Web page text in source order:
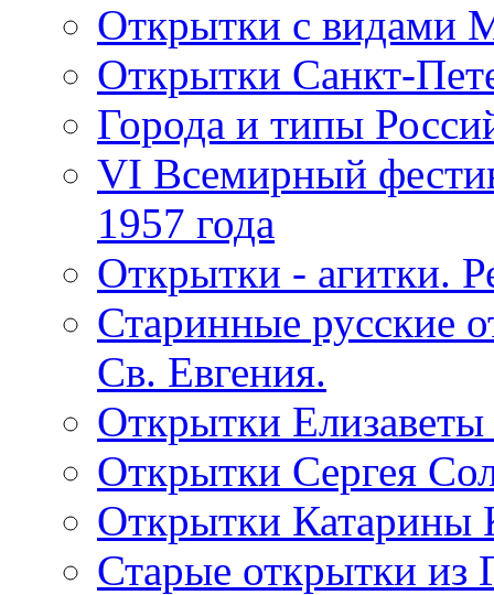
Открытки с видами
Открытки Санкт-
Города и типы
VI Всемирный
1957 года
Открытки - агитки.
Старинные русские
Св. Евгения.
Открытки
Открытки Сергея
Открытки
Старые открытки из